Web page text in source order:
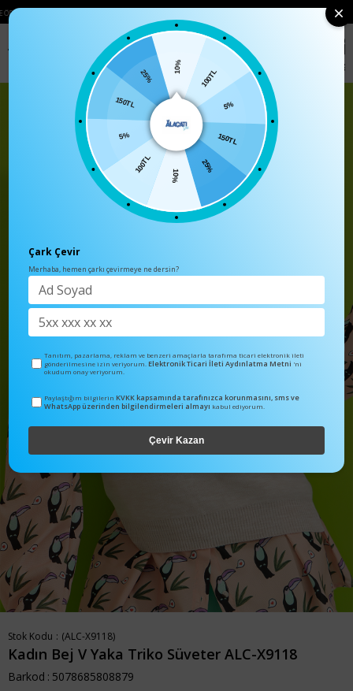
750₺ ÜZERI KARGO ÜCRETSIZ • 🛍️ YENI SEZON ÜRÜNLERINDE 2
TÜM ÜRÜNLER Kadın Bej V Yaka Triko Süveter ALC-
Stok Kodu (ALC-X9118)
Kadın Bej V Yaka Triko Süveter ALC-X9118
Barkod : 5078685808879
10%
100TL
5%
150TL
25%
10%
100TL
5%
150TL
25%
Çark Çevir
Merhaba, hemen çarkı çevirmeye ne dersin?
Tanıtım, pazarlama, reklam ve benzeri amaçlarla tarafıma ticari elektronik ileti
gönderilmesine izin veriyorum.Elektronik Ticari İleti Aydınlatma Metni 'ni
okudum onay veriyorum.
Paylaştığım bilgilerin KVKK kapsamında tarafınızca korunmasını, sms ve
WhatsApp üzerinden bilgilendirmeleri almayı kabul ediyorum.
Çevir Kazan